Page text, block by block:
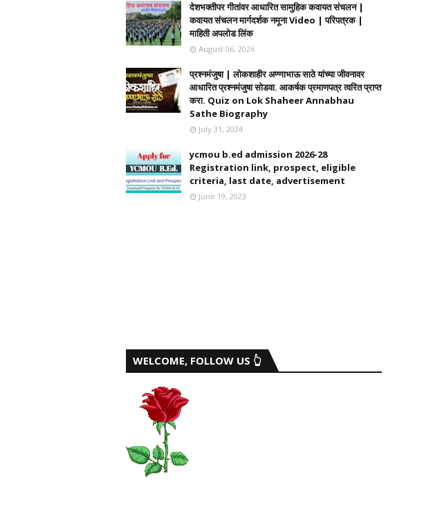
देशभक्तीपर गीतांवर आधारित सामुहिक कवायत संचलन |
कवायत संचलन मार्गदर्शक नमूना Video | परिपत्रक |
माहिती अपलोड लिंक
August 06, 2026
प्रश्नमंजुषा | लोकशाहीर अण्णाभाऊ साठे यांच्या जीवनावर
आधारित प्रश्नमंजुषा सोडवा. आकर्षक प्रमाणपत्र त्वरित प्राप्त
करा. Quiz on Lok Shaheer Annabhau
Sathe Biography
July 31, 2024
ycmou b.ed admission 2026-28
Registration link, prospect, eligible
criteria, last date, advertisement
June 19, 2023
WELCOME, FOLLOW US 👆